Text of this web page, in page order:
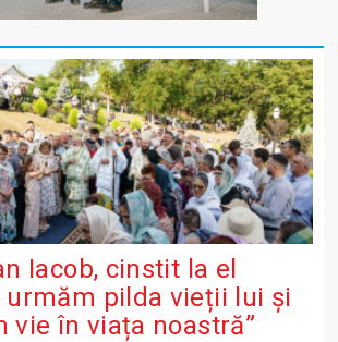
Iacob, cinstit la el
urmăm pilda vieții lui și
vie în viața noastră”